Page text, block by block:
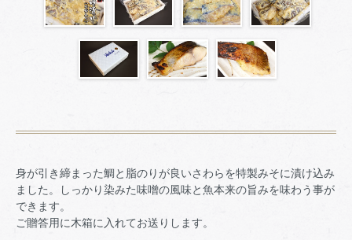
身が引き締まった鯛と脂のりが良いさわらを特製みそに漬け込み
ました。しっかり染みた味噌の風味と魚本来の旨みを味わう事が
できます。
ご贈答用に木箱に入れてお送りします。